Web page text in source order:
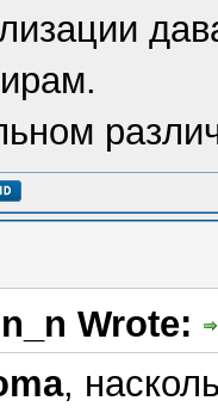
Wrote:
,